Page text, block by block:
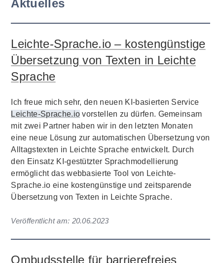
Aktuelles
Leichte-Sprache.io – kostengünstige
Übersetzung von Texten in Leichte
Sprache
Ich freue mich sehr, den neuen KI-basierten Service
Leichte-Sprache.io vorstellen zu dürfen. Gemeinsam
mit zwei Partner haben wir in den letzten Monaten
eine neue Lösung zur automatischen Übersetzung von
Alltagstexten in Leichte Sprache entwickelt. Durch
den Einsatz KI-gestützter Sprachmodellierung
ermöglicht das webbasierte Tool von Leichte-
Sprache.io eine kostengünstige und zeitsparende
Übersetzung von Texten in Leichte Sprache.
Veröffentlicht am: 20.06.2023
Ombudsstelle für barrierefreies